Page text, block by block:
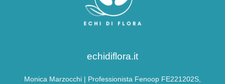
echidiflora.it
Monica Marzocchi | Professionista Fenoop FE221202S,